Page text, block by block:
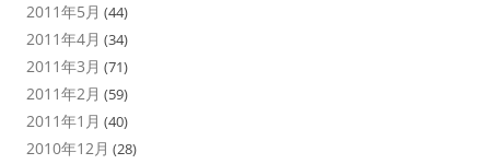
2011年5月 (44)
2011年4月 (34)
2011年3月 (71)
2011年2月 (59)
2011年1月 (40)
2010年12月 (28)